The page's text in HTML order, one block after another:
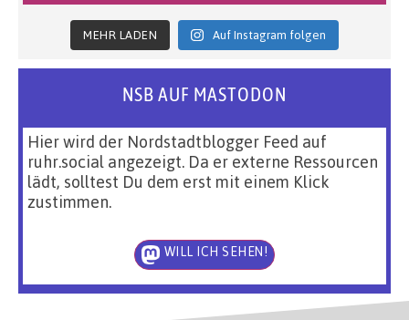
MEHR LADEN Auf Instagram folgen
NSB AUF MASTODON
Hier wird der Nordstadtblogger Feed auf
ruhr.social angezeigt. Da er externe Ressourcen
lädt, solltest Du dem erst mit einem Klick
zustimmen.
WILL ICH SEHEN!